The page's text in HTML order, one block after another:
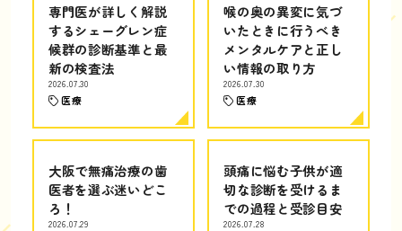
専門医が詳しく解説
するシェーグレン症
候群の診断基準と最
新の検査法
2026.07.30
医療
喉の奥の異変に気づ
いたときに行うべき
メンタルケアと正し
い情報の取り方
2026.07.30
医療
大阪で無痛治療の歯
医者を選ぶ迷いどこ
ろ！
2026.07.29
頭痛に悩む子供が適
切な診断を受けるま
での過程と受診目安
2026.07.28